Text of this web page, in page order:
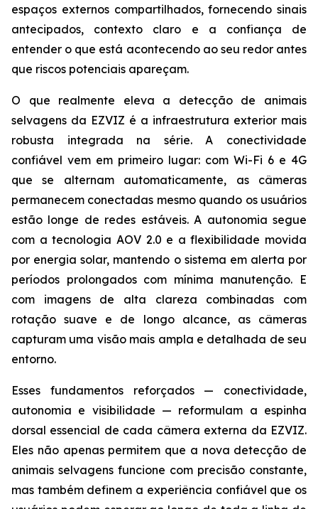
espaços externos compartilhados, fornecendo sinais
antecipados, contexto claro e a confiança de
entender o que está acontecendo ao seu redor antes
que riscos potenciais apareçam.
O que realmente eleva a detecção de animais
selvagens da EZVIZ é a infraestrutura exterior mais
robusta integrada na série. A conectividade
confiável vem em primeiro lugar: com Wi-Fi 6 e 4G
que se alternam automaticamente, as câmeras
permanecem conectadas mesmo quando os usuários
estão longe de redes estáveis. A autonomia segue
com a tecnologia AOV 2.0 e a flexibilidade movida
por energia solar, mantendo o sistema em alerta por
períodos prolongados com mínima manutenção. E
com imagens de alta clareza combinadas com
rotação suave e de longo alcance, as câmeras
capturam uma visão mais ampla e detalhada de seu
entorno.
Esses fundamentos reforçados — conectividade,
autonomia e visibilidade — reformulam a espinha
dorsal essencial de cada câmera externa da EZVIZ.
Eles não apenas permitem que a nova detecção de
animais selvagens funcione com precisão constante,
mas também definem a experiência confiável que os